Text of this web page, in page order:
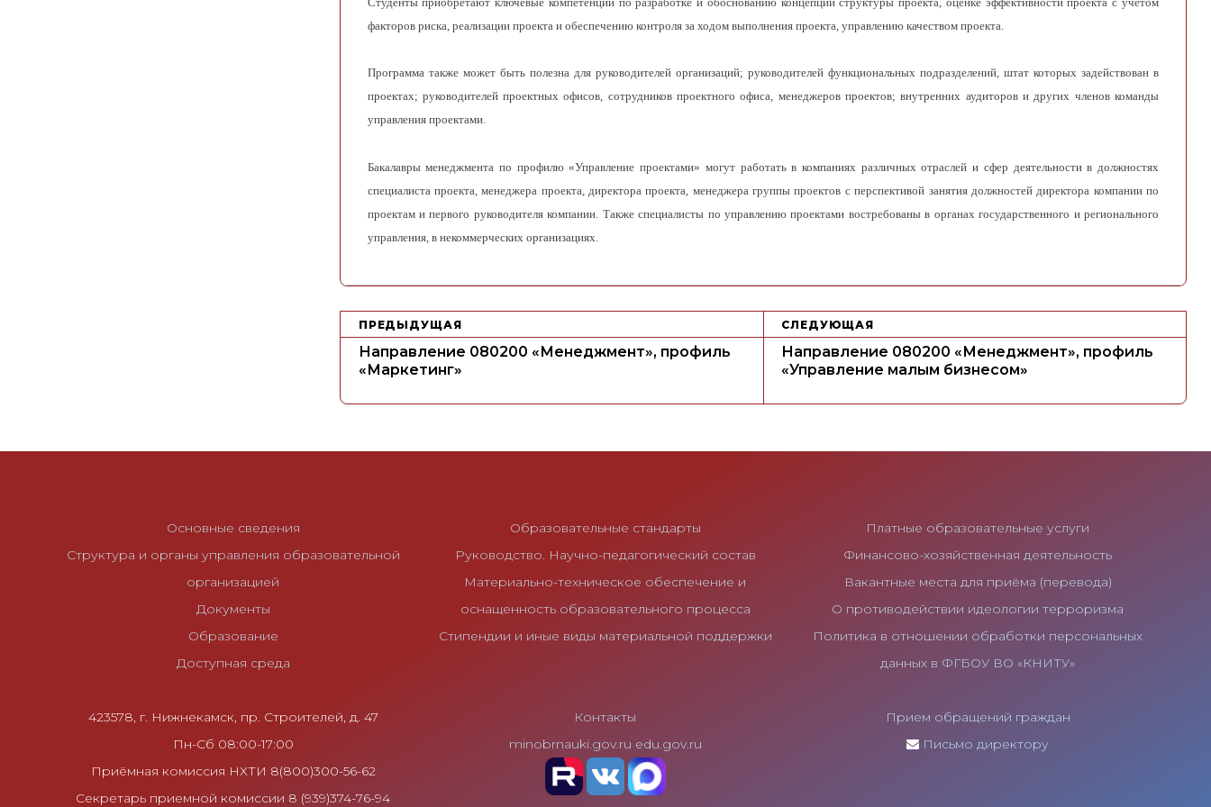
факторов риска, реализации проекта и обеспечению контроля за ходом выполнения проекта, управлению качеством проекта.
Программа также может быть полезна для руководителей организаций; руководителей функциональных подразделений, штат которых задействован в
проектах; руководителей проектных офисов, сотрудников проектного офиса, менеджеров проектов; внутренних аудиторов и других членов команды
управления проектами.
Бакалавры менеджмента по профилю «Управление проектами» могут работать в компаниях различных отраслей и сфер деятельности в должностях
специалиста проекта, менеджера проекта, директора проекта, менеджера группы проектов с перспективой занятия должностей директора компании по
проектам и первого руководителя компании. Также специалисты по управлению проектами востребованы в органах государственного и регионального
управления, в некоммерческих организациях.
и
а
п
я
ПРЕДЫДУЩАЯ
Направление 080200 «Менеджмент», профиль
«Маркетинг»
СЛЕДУЮЩАЯ
Направление 080200 «Менеджмент», профиль
«Управление малым бизнесом»
Основные сведения
Структура и органы управления образовательной
организацией
Документы
Образование
Доступная среда
Образовательные стандарты
Руководство. Научно-педагогический состав
Материально-техническое обеспечение и
оснащенность образовательного процесса
Стипендии и иные виды материальной поддержки
Платные образовательные услуги
Финансово-хозяйственная деятельность
Вакантные места для приёма (перевода)
О противодействии идеологии терроризма
Политика в отношении обработки персональных
данных в ФГБОУ ВО «КНИТУ»
423578, г. Нижнекамск, пр. Строителей, д. 47
Пн-Сб 08:00-17:00
Приёмная комиссия НХТИ 8(800)300-56-62
Секретарь приемной комиссии 8 (939)374-76-94
Контакты
minobrnauki.gov.ru edu.gov.ru
Прием обращений граждан
Письмо директору